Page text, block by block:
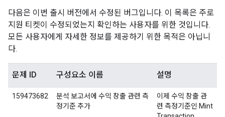
다음은 이번 출시 버전에서 수정된 버그입니다. 이 목록은 주로
지원 티켓이 수정되었는지 확인하는 사용자를 위한 것입니다.
모든 사용자에게 자세한 정보를 제공하기 위한 목적은 아닙니
다.
문제 ID 구성요소 이름 설명
159473682
분석 보고서에 수익 창출 관련 측
정기준 추가
이제 수익 창출 관
련 측정기준인 Mint